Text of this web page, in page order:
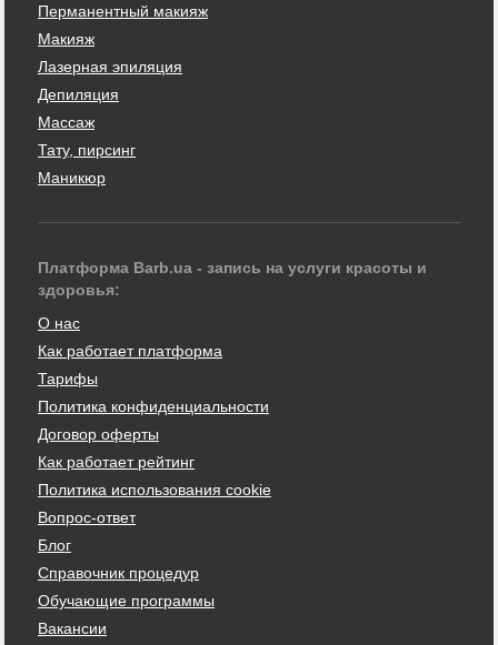
Перманентный макияж
Макияж
Лазерная эпиляция
Депиляция
Массаж
Тату, пирсинг
Маникюр
Платформа Barb.ua - запись на услуги красоты и
здоровья:
О нас
Как работает платформа
Тарифы
Политика конфиденциальности
Договор оферты
Как работает рейтинг
Политика использования cookie
Вопрос-ответ
Блог
Справочник процедур
Обучающие программы
Вакансии